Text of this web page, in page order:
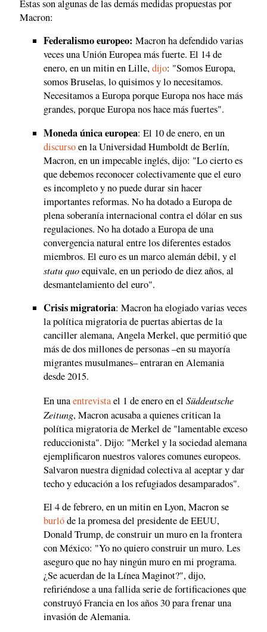
Estas son algunas de las demás medidas propuestas por
Macron:
Federalismo europeo: Macron ha defendido varias
veces una Unión Europea más fuerte. El 14 de
enero, en un mitin en Lille,dijo: "Somos Europa,
somos Bruselas, lo quisimos y lo necesitamos.
Necesitamos a Europa porque Europa nos hace más
grandes, porque Europa nos hace más fuertes".
Moneda única europea: El 10 de enero, en un
discursoen la Universidad Humboldt de Berlín,
Macron, en un impecable inglés, dijo: "Lo cierto es
que debemos reconocer colectivamente que el euro
es incompleto y no puede durar sin hacer
importantes reformas. No ha dotado a Europa de
plena soberanía internacional contra el dólar en sus
regulaciones. No ha dotado a Europa de una
convergencia natural entre los diferentes estados
miembros. El euro es un marco alemán débil, y el
statu quoequivale, en un periodo de diez años, al
desmantelamiento del euro".
Crisis migratoria: Macron ha elogiado varias veces
la política migratoria de puertas abiertas de la
canciller alemana, Angela Merkel, que permitió que
más de dos millones de personas –en su mayoría
migrantes musulmanes– entraran en Alemania
desde 2015.
En unaentrevistael 1 de enero en el Süddeutsche
Zeitung, Macron acusaba a quienes critican la
política migratoria de Merkel de "lamentable exceso
reduccionista". Dijo: "Merkel y la sociedad alemana
ejemplificaron nuestros valores comunes europeos.
Salvaron nuestra dignidad colectiva al aceptar y dar
techo y educación a los refugiados desamparados".
El 4 de febrero, en un mitin en Lyon, Macron se
burlóde la promesa del presidente de EEUU,
Donald Trump, de construir un muro en la frontera
con México: "Yo no quiero construir un muro. Les
aseguro que no hay ningún muro en mi programa.
¿Se acuerdan de la Línea Maginot?", dijo,
refiriéndose a una fallida serie de fortificaciones que
construyó Francia en los años 30 para frenar una
invasión de Alemania.